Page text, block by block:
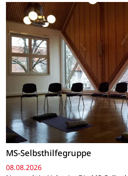
MS-Selbsthilfegruppe
08.08.2026